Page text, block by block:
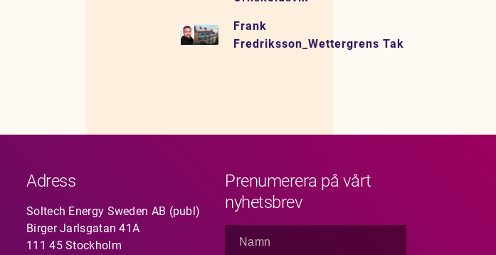
Frank
Fredriksson_Wettergrens Tak
Adress
Soltech Energy Sweden AB (publ)
Birger Jarlsgatan 41A
111 45 Stockholm
Prenumerera på vårt
nyhetsbrev